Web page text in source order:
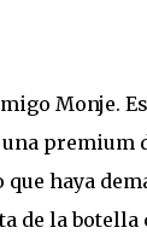
Monje.
premium
haya
de la